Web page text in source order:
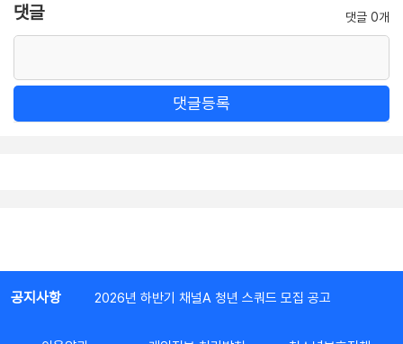
댓글 댓글 0개
댓글등록
공지사항 2026년 하반기 채널A 청년 스쿼드 모집 공고